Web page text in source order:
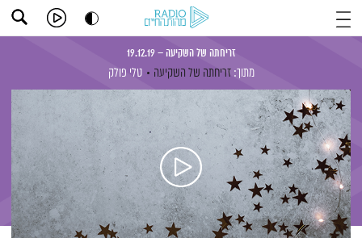
זריחתה של השקיעה – 19.12.19
מתוך: זריחתה של השקיעה טלי פולק